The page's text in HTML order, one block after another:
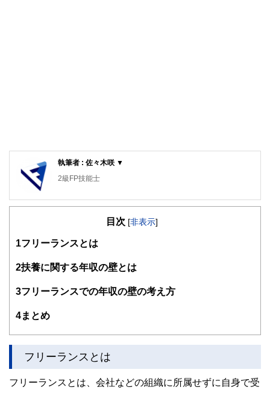
執筆者 : 佐々木咲 ▼
2級FP技能士
目次 [非表示]
1 フリーランスとは
2扶養に関する年収の壁とは
3フリーランスでの年収の壁の考え方
4まとめ
フリーランスとは
フリーランスとは、会社などの組織に所属せずに自身で受